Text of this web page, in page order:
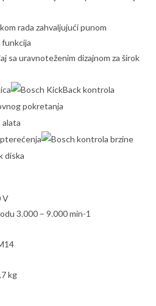
rada zahvaljujući punom
sa uravnoteženim dizajnom za širok
V
3.000 – 9.000 min-1
kg